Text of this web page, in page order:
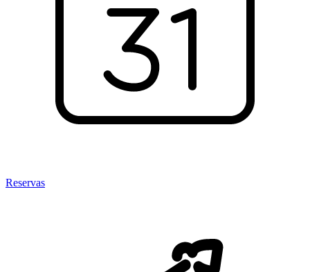
Reservas